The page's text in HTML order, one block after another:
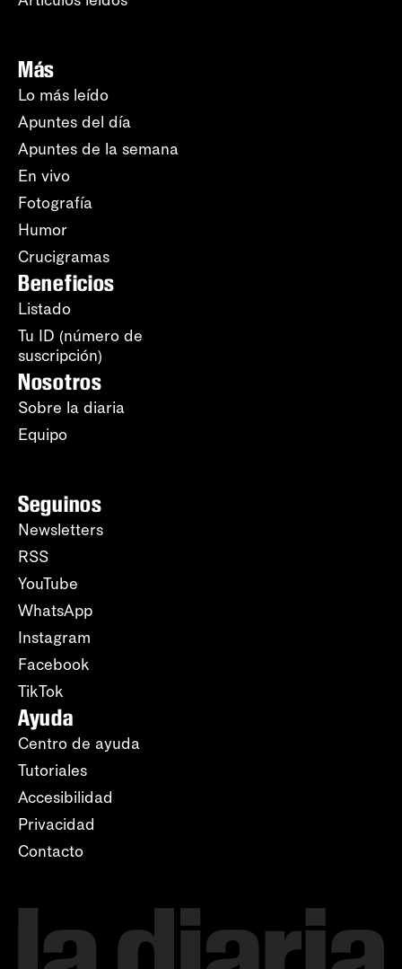
Más
Lo más leído
Apuntes del día
Apuntes de la semana
En vivo
Fotografía
Humor
Crucigramas
Beneficios
Listado
Tu ID (número de
suscripción)
Nosotros
Sobre la diaria
Equipo
Seguinos
Newsletters
RSS
YouTube
WhatsApp
Instagram
Facebook
TikTok
Ayuda
Centro de ayuda
Tutoriales
Accesibilidad
Privacidad
Contacto